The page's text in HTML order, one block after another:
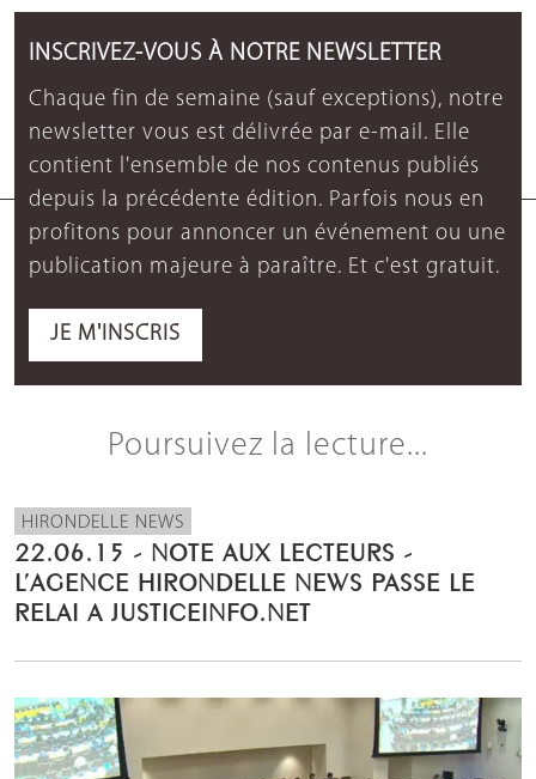
INSCRIVEZ-VOUS À NOTRE NEWSLETTER
Chaque fin de semaine (sauf exceptions), notre
newsletter vous est délivrée par e-mail. Elle
contient l'ensemble de nos contenus publiés
depuis la précédente édition. Parfois nous en
profitons pour annoncer un événement ou une
publication majeure à paraître. Et c'est gratuit.
JE M'INSCRIS
Poursuivez la lecture...
HIRONDELLE NEWS
22.06.15 - NOTE AUX LECTEURS -
L’AGENCE HIRONDELLE NEWS PASSE LE
RELAI A JUSTICEINFO.NET